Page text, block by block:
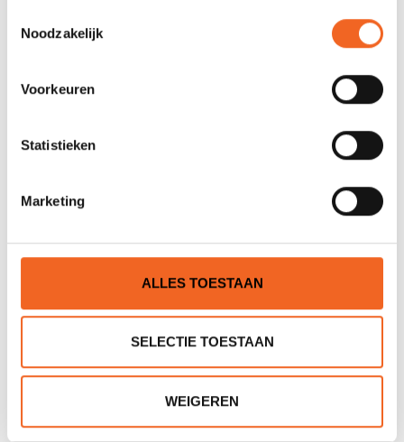
Noodzakelijk
Voorkeuren
Statistieken
Marketing
ALLES TOESTAAN
SELECTIE TOESTAAN
WEIGEREN
Lengte
Gewicht
Thwart
REVIEWS
0 sterren op basis van 0 beoordelingen